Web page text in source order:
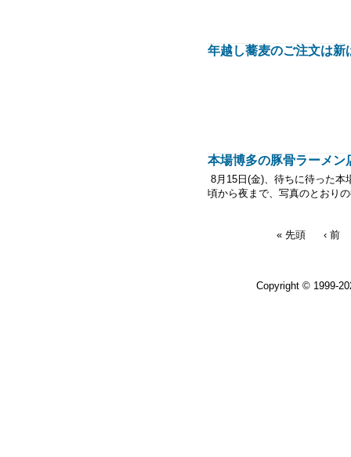
年越し蕎麦のご注文は新
本場博多の豚骨ラーメ
8月15日(金)、待ちに待った
頃から夜まで、写真
« 先頭 ‹ 前
Copyright © 1999-